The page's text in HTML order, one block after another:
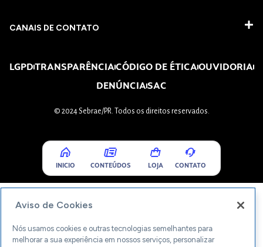
CANAIS DE CONTATO
LGPDTRANSPARÊNCIACÓDIGO DE ÉTICAOUVIDORIA
DENÚNCIASAC
© 2024 Sebrae/PR. Todos os direitos reservados.
INICIO CONTEÚDOS LOJA CONTATO
Aviso de Cookies
Nós usamos cookies e outras tecnologias semelhantes para
melhorar a sua experiência em nossos serviços, personalizar